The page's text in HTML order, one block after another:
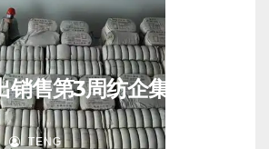
售第3周纺企集中入
TENG